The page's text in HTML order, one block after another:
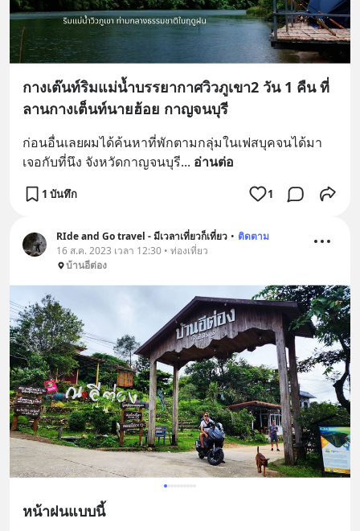
กางเต๊นท์ริมแม่น้ำบรรยากาศวิวภูเขา2 วัน 1 คืน ที่
ลานกางเต็นท์นายฮ้อย กาญจนบุรี
ก่อนอื่นเลยผมได้ค้นหาที่พักตามกลุ่มในเฟสบุคจนได้มา
เจอกับที่นึง จังหวัดกาญจนบุรี... อ่านต่อ
1 บันทึก 1
RIde and Go travel - มีเวลาเที่ยวก็เที่ยว • ติดตาม
16 ส.ค. 2023 เวลา 12:30 • ท่องเที่ยว
บ้านอีต่อง
หน้าฝนแบบนี้